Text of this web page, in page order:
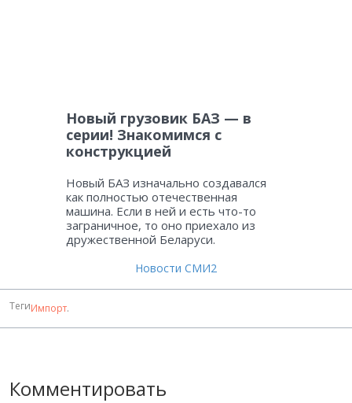
Новый грузовик БАЗ — в
серии! Знакомимся с
конструкцией
Новый БАЗ изначально создавался
как полностью отечественная
машина. Если в ней и есть что-то
заграничное, то оно приехало из
дружественной Беларуси.
Новости СМИ2
ТегиИмпорт.
Комментировать